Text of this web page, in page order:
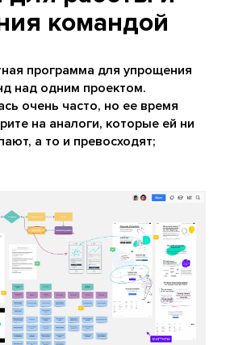
командой
программа для упрощения
над одним проектом.
очень часто, но ее время
на аналоги, которые ей ни
а то и превосходят;